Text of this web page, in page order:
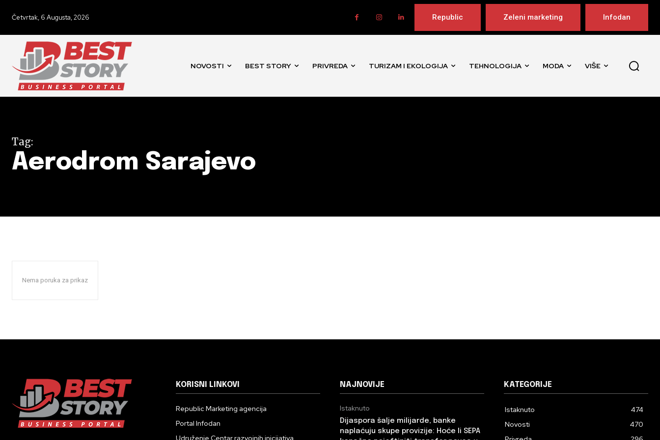
Četvrtak, 6 Augusta, 2026 Republic Zeleni marketing Infodan
NOVOSTI BEST STORY PRIVREDA TURIZAM I EKOLOGIJA TEHNOLOGIJA MODA VIŠE
Tag:
Aerodrom Sarajevo
Nema poruka za prikaz
KORISNI LINKOVI
Republic Marketing agencija
Portal Infodan
Udruženje Centar razvojnih inicijativa
NAJNOVIJE
Istaknuto
Dijaspora šalje milijarde, banke
naplaćuju skupe provizije: Hoće li SEPA
KATEGORIJE
Istaknuto
474
Novosti
470